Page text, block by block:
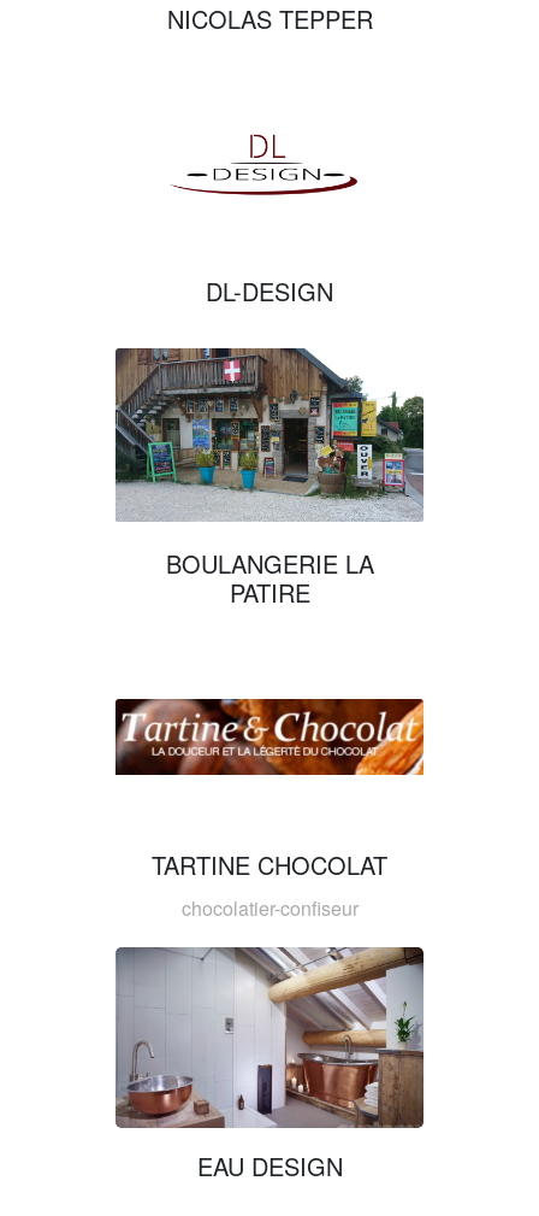
NICOLAS TEPPER
DL-DESIGN
BOULANGERIE LA
PATIRE
TARTINE CHOCOLAT
chocolatier-confiseur
EAU DESIGN